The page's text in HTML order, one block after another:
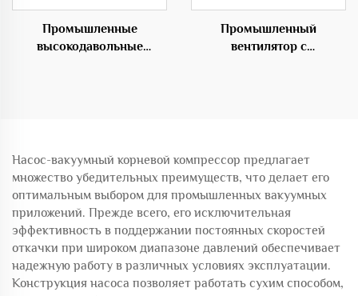
Промышленные
высокодавольные
Промышленный
вентилятор с
Насос-вакуумный корневой компрессор предлагает
множество убедительных преимуществ, что делает его
оптимальным выбором для промышленных вакуумных
приложений. Прежде всего, его исключительная
эффективность в поддержании постоянных скоростей
откачки при широком диапазоне давлений обеспечивает
надежную работу в различных условиях эксплуатации.
Конструкция насоса позволяет работать сухим способом,